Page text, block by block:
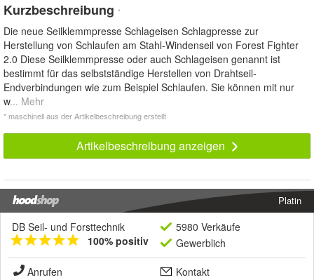
Kurzbeschreibung *
Die neue Seilklemmpresse Schlageisen Schlagpresse zur
Herstellung von Schlaufen am Stahl-Windenseil von Forest Fighter
2.0 Diese Seilklemmpresse oder auch Schlageisen genannt ist
bestimmt für das selbstständige Herstellen von Drahtseil-
Endverbindungen wie zum Beispiel Schlaufen. Sie können mit nur
w... Mehr
* maschinell aus der Artikelbeschreibung erstellt
Artikelbeschreibung anzeigen
Platin
DB Seil- und Forsttechnik
100% positiv
5980 Verkäufe
Gewerblich
Anrufen
Kontakt